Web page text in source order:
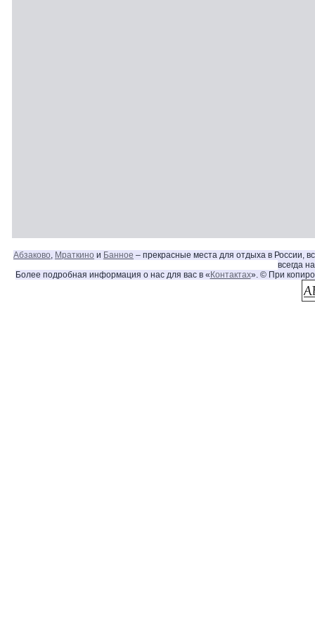
Абзаково, Мраткино и Банное – прекрасные места для отдыха в России,
всегда
Более подробная информация о нас для вас в « Контактах». © При